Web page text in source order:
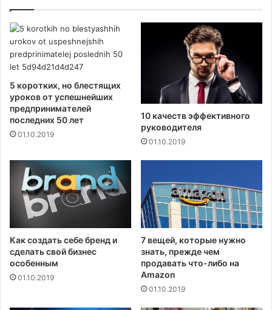
е
с
-
с
т
р
а
т
е
и
b
n
b
5 коротких, но блестящих
уроков от успешнейших
предпринимателей
последних 50 лет
01.10.2019
10 качеств эффективного
руководителя
01.10.2019
Как создать себе бренд и
сделать свой бизнес
особенным
01.10.2019
7 вещей, которые нужно
знать, прежде чем
продавать что-либо на
Amazon
01.10.2019